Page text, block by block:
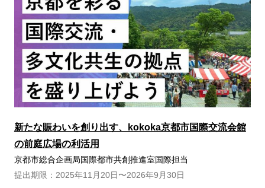
新たな賑わいを創り出す、kokoka京都市国際交流会館
の前庭広場の利活用
京都市総合企画局国際都市共創推進室国際担当
提出期限：2025年11月20日〜2026年9月30日